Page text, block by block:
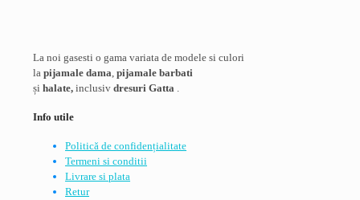
La noi gasesti o gama variata de modele si culori
la pijamale dama pijamale barbati
și halate, inclusiv dresuri Gatta
Info utile
Politică de confidențialitate
Termeni si conditii
Livrare si plata
Retur